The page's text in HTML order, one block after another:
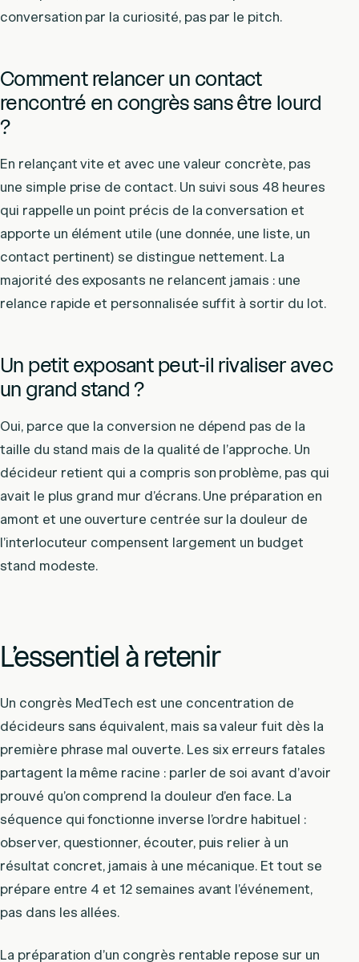
conversation par la curiosité, pas par le pitch.
Comment relancer un contact
rencontré en congrès sans être lourd
?
En relançant vite et avec une valeur concrète, pas
une simple prise de contact. Un suivi sous 48 heures
qui rappelle un point précis de la conversation et
apporte un élément utile (une donnée, une liste, un
contact pertinent) se distingue nettement. La
majorité des exposants ne relancent jamais : une
relance rapide et personnalisée suffit à sortir du lot.
Un petit exposant peut-il rivaliser avec
un grand stand ?
Oui, parce que la conversion ne dépend pas de la
taille du stand mais de la qualité de l’approche. Un
décideur retient qui a compris son problème, pas qui
avait le plus grand mur d’écrans. Une préparation en
amont et une ouverture centrée sur la douleur de
l’interlocuteur compensent largement un budget
stand modeste.
L’essentiel à retenir
Un congrès MedTech est une concentration de
décideurs sans équivalent, mais sa valeur fuit dès la
première phrase mal ouverte. Les six erreurs fatales
partagent la même racine : parler de soi avant d’avoir
prouvé qu’on comprend la douleur d’en face. La
séquence qui fonctionne inverse l’ordre habituel :
observer, questionner, écouter, puis relier à un
résultat concret, jamais à une mécanique. Et tout se
prépare entre 4 et 12 semaines avant l’événement,
pas dans les allées.
La préparation d’un congrès rentable repose sur un